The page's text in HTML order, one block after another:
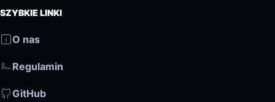
SZYBKIE LINKI
O nas
Regulamin
GitHub